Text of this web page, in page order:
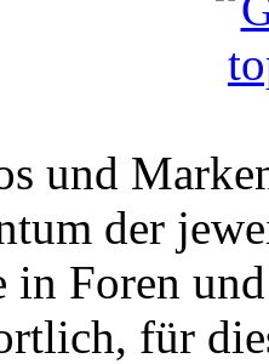
und
der
in Foren
für